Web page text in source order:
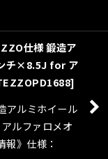
仕様 鍛造ア
チ×8.5J for ア
]
アルミホイール
ルファロメオ
》仕様：